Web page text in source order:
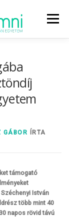
Menü
GÁBOR ÍRTA
támogató
István
több mint 40
napos rövid távú